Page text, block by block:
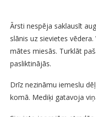
Ārsti nespēja saklausīt
slānis uz sievietes
mātes miesās. Turklāt
pasliktinājās.
Drīz nezināmu iemeslu
komā. Mediķi gatavoja